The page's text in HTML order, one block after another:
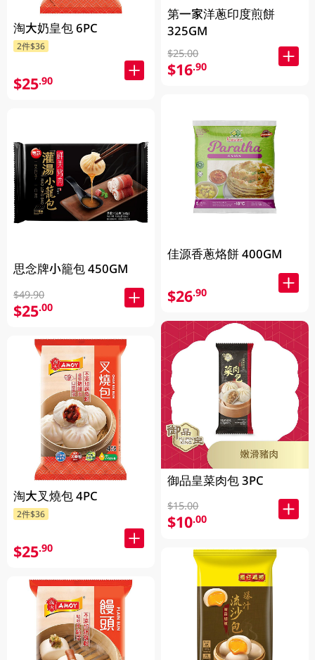
淘大奶皇包 6PC
2件$36
$25.90
思念牌小籠包 450GM
$49.90
$25.00
淘大叉燒包 4PC
2件$36
$25.90
第一家洋蔥印度煎餅
325GM
$25.00
$16.90
佳源香蔥烙餅 400GM
$26.90
御品皇菜肉包 3PC
$15.00
$10.00